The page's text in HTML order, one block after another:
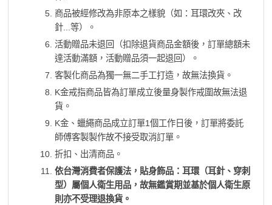
商品被經修改為非原本之樣貌（如：耳環改夾、改
針...等）。
活動贈品未退回（扣除退貨商品金額後，訂單總額未
達活動滿額，活動贈品須一起退回）。
客製化商品為獨一無二手工打造，故無法換貨。
K金戒指商品皆為訂單成立後量身製作戒圍故無法退
貨。
K金、蠟繩商品成立訂單1個工作日後，訂單將委託
師傅客製製作故不接受取消訂單。
折扣、出清商品。
依台灣消費者保護法，貼身飾品：耳環（耳針、穿刺
型）屬個人衛生用品，故無鑑賞期並基於個人衛生原
則亦不受理退換貨。